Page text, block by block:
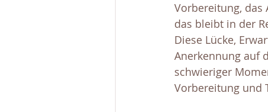
Vorbereitung, das
das bleibt in der
Diese Lücke,
Anerkennung auf
schwieriger
Vorbereitung und